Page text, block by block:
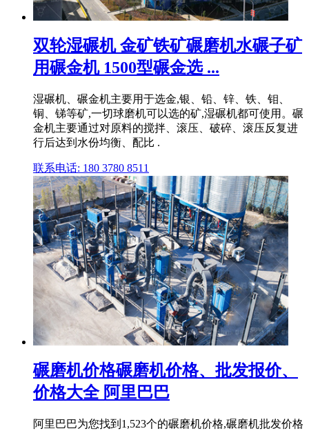
双轮湿碾机 金矿铁矿碾磨机水碾子矿
用碾金机 1500型碾金选 ...
湿碾机、碾金机主要用于选金,银、铅、锌、铁、钼、
铜、锑等矿,一切球磨机可以选的矿,湿碾机都可使用。碾
金机主要通过对原料的搅拌、滚压、破碎、滚压反复进
行后达到水份均衡、配比 .
联系电话: 180 3780 8511
碾磨机价格碾磨机价格、批发报价、
价格大全 阿里巴巴
阿里巴巴为您找到1,523个的碾磨机价格,碾磨机批发价格